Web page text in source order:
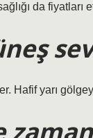
da fiyatları
Hafif yarı